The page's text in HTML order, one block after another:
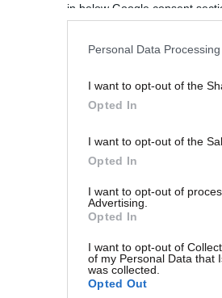
in below Google consent
Personal Data
I want to opt-out of the
Opted In
I want to opt-out of the
Opted In
I want to opt-out of
Advertising.
Opted In
I want to opt-out of
of my Personal Data that
was collected.
Opted Out